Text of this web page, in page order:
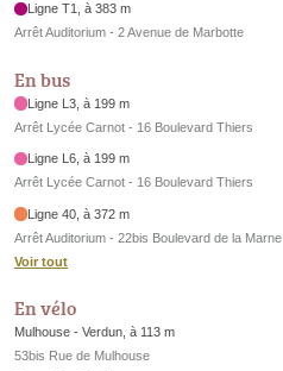
Ligne T1, à 383 m
Arrêt Auditorium - 2 Avenue de Marbotte
En bus
Ligne L3, à 199 m
Arrêt Lycée Carnot - 16 Boulevard Thiers
Ligne L6, à 199 m
Arrêt Lycée Carnot - 16 Boulevard Thiers
Ligne 40, à 372 m
Arrêt Auditorium - 22bis Boulevard de la Marne
Voir tout
En vélo
Mulhouse - Verdun, à 113 m
53bis Rue de Mulhouse